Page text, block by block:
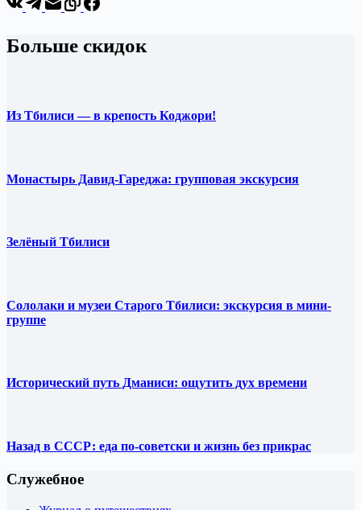
Больше скидок
Из Тбилиси — в крепость Коджори!
Монастырь Давид-Гареджа: групповая экскурсия
Зелёный Тбилиси
Сололаки и музеи Старого Тбилиси: экскурсия в мини-
группе
Исторический путь Дманиси: ощутить дух времени
Назад в СССР: еда по-советски и жизнь без прикрас
Служебное